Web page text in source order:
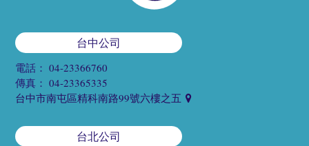
台中公司
電話：04-23366760
傳真：04-23365335
台中市南屯區精科南路99號六樓之五
台北公司